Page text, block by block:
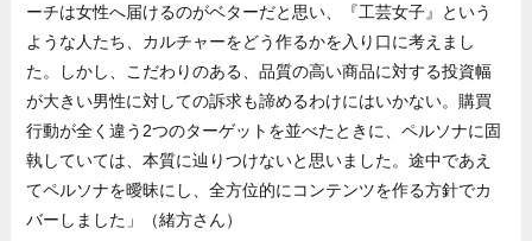
ーチは女性へ届けるのがベターだと思い、『工芸女子』という
ような人たち、カルチャーをどう作るかを入り口に考えまし
た。しかし、こだわりのある、品質の高い商品に対する投資幅
が大きい男性に対しての訴求も諦めるわけにはいかない。購買
行動が全く違う2つのターゲットを並べたときに、ペルソナに固
執していては、本質に辿りつけないと思いました。途中であえ
てペルソナを曖昧にし、全方位的にコンテンツを作る方針でカ
バーしました」（緒方さん）